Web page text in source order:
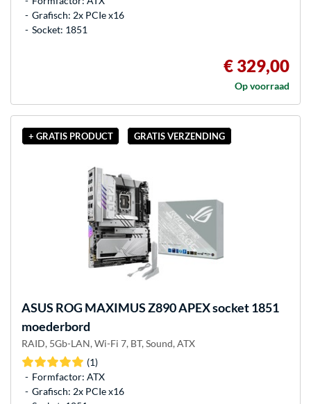
Grafisch: 2x PCIe x16
Socket: 1851
€ 329,00
Op voorraad
+ GRATIS PRODUCT GRATIS VERZENDING
ASUS ROG MAXIMUS Z890 APEX socket 1851
moederbord
RAID, 5Gb-LAN, Wi-Fi 7, BT, Sound, ATX
(1)
Formfactor: ATX
Grafisch: 2x PCIe x16